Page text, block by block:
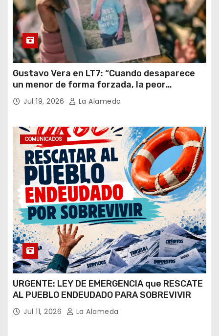
Gustavo Vera en LT7: “Cuando desaparece
un menor de forma forzada, la peor
hipótesis es trata, y así debe seguir
caratulado el caso Loan”
Jul 19, 2026 La Alameda
COMUNICADOS
URGENTE: LEY DE EMERGENCIA que RESCATE
AL PUEBLO ENDEUDADO PARA SOBREVIVIR
Jul 11, 2026 La Alameda